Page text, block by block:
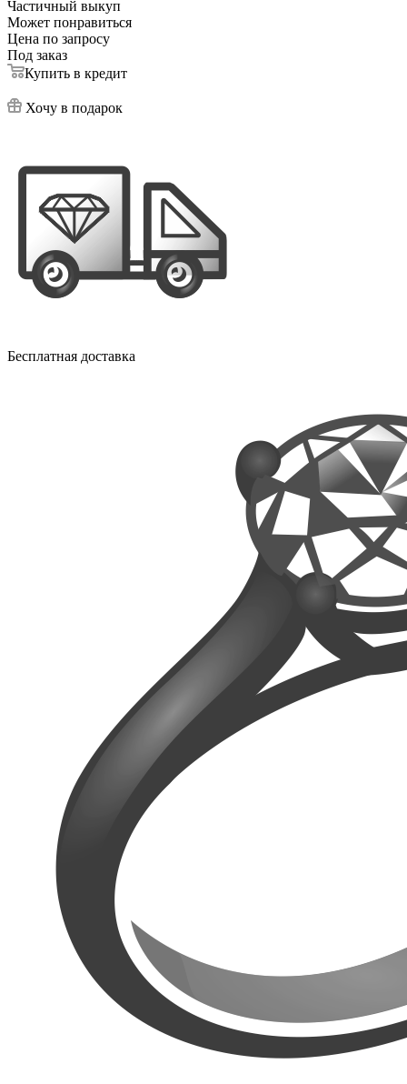
Частичный выкуп
Может понравиться
Цена по запросу
Под заказ
Купить в кредит
Хочу в подарок
Бесплатная доставка